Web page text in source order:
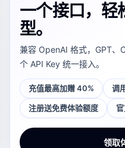
一个接口，轻
型。
兼容 OpenAI 格式，GPT、
个 API Key 统一接入。
充值最高加赠 40% 调
注册送免费体验额度
领取